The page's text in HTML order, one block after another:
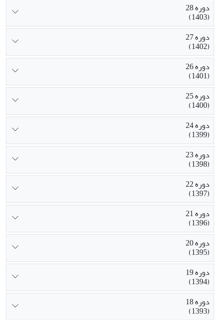
دوره 28
(1403)
دوره 27
(1402)
دوره 26
(1401)
دوره 25
(1400)
دوره 24
(1399)
دوره 23
(1398)
دوره 22
(1397)
دوره 21
(1396)
دوره 20
(1395)
دوره 19
(1394)
دوره 18
(1393)